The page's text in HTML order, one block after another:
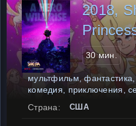
2018,
30 мин.
мультфильм,
комедия, приключения,
Страна:
США